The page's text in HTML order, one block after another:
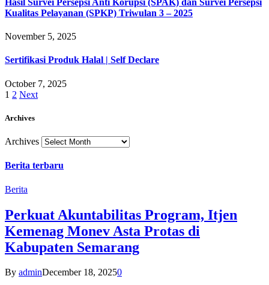
Hasil Survei Persepsi Anti Korupsi (SPAK) dan Survei Persepsi
Kualitas Pelayanan (SPKP) Triwulan 3 – 2025
November 5, 2025
Sertifikasi Produk Halal | Self Declare
October 7, 2025
1 2 Next
Archives
Archives
Berita terbaru
Berita
Perkuat Akuntabilitas Program, Itjen
Kemenag Monev Asta Protas di
Kabupaten Semarang
By adminDecember 18, 20250